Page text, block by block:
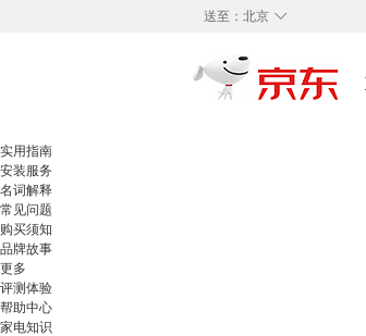
◇
送至： 北京
实用指南
安装服务
名词解释
常见问题
购买须知
品牌故事
更多
评测体验
帮助中心
家电知识